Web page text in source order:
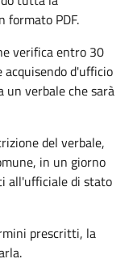
formato PDF.
verifica entro 30
acquisendo d'ufficio
un verbale che sarà
del verbale,
in un giorno
all'ufficiale di stato
prescritti, la